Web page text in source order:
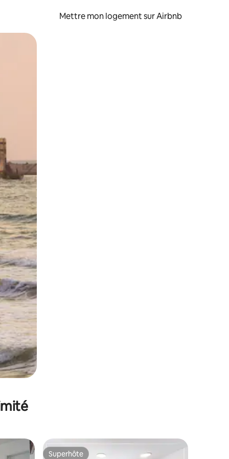
Mettre mon logement sur Airbnb
glisser.
Superhôte